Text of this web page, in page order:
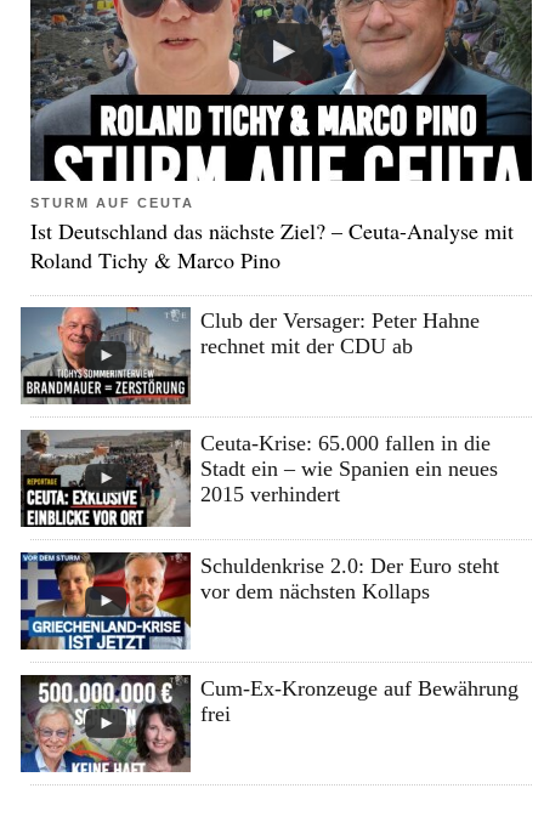
STURM AUF CEUTA
Ist Deutschland das nächste Ziel? – Ceuta-Analyse mit
Roland Tichy & Marco Pino
Club der Versager: Peter Hahne
rechnet mit der CDU ab
Ceuta-Krise: 65.000 fallen in die
Stadt ein – wie Spanien ein neues
2015 verhindert
Schuldenkrise 2.0: Der Euro steht
vor dem nächsten Kollaps
Cum-Ex-Kronzeuge auf Bewährung
frei